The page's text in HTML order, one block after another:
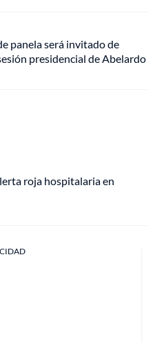
panela será invitado de
presidencial de Abelardo
roja hospitalaria en